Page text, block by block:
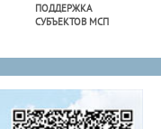
ПОДДЕРЖКА
СУБЪЕКТОВ МСП